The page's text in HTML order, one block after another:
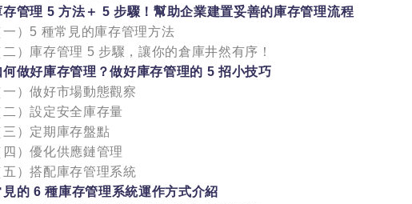
存管理 5 方法＋ 5 步驟！幫助企業建置妥善的庫存管理流程
一）5 種常見的庫存管理方法
二）庫存管理 5 步驟，讓你的倉庫井然有序！
何做好庫存管理？做好庫存管理的 5 招小技巧
一）做好市場動態觀察
二）設定安全庫存量
三）定期庫存盤點
四）優化供應鏈管理
五）搭配庫存管理系統
見的 6 種庫存管理系統運作方式介紹